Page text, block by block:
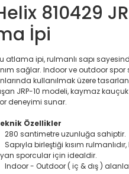
810429
İpi
atlama ipi, rulmanlı sapı
sağlar. Indoor ve outdoor spor
kullanılmak üzere
JRP-10 modeli, kaymaz
deneyimi sunar.
Özellikler
280 santimetre uzunluğa sahiptir.
Sapıyla birleştiği kısım
sporcular için idealdir.
Indoor - Outdoor ( iç & dış )